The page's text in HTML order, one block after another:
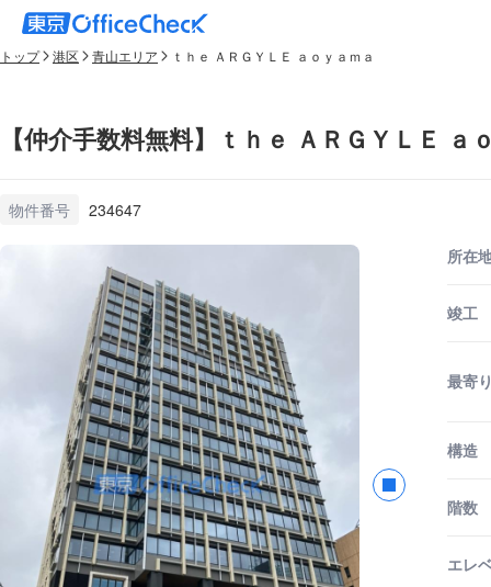
トップ 港区 青山エリア ｔｈｅ ＡＲＧＹＬＥ ａｏｙａｍａ
【仲介手数料無料】ｔｈｅ ＡＲＧＹＬＥ ａ
物件番号 234647
所在
竣工
最寄
構造
階数
エレ